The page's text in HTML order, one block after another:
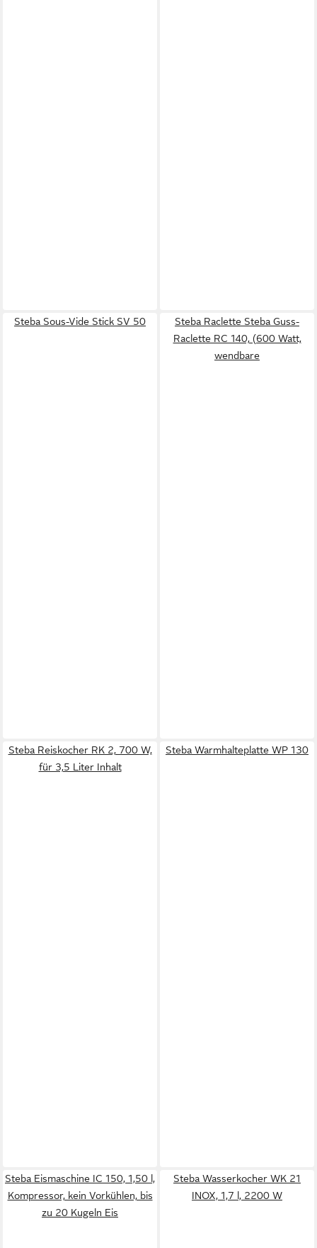
Steba Sous-Vide Stick SV 50
Steba Raclette Steba Guss-
Raclette RC 140, (600 Watt,
wendbare
Steba Reiskocher RK 2, 700 W,
für 3,5 Liter Inhalt
Steba Warmhalteplatte WP 130
Steba Eismaschine IC 150, 1,50 l,
Kompressor, kein Vorkühlen, bis
zu 20 Kugeln Eis
Steba Wasserkocher WK 21
INOX, 1,7 l, 2200 W